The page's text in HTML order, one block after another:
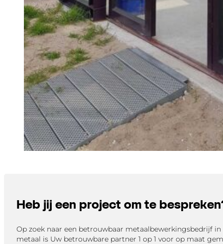
Heb jij een project om te
Op zoek naar een betrouwbaar metaalbewerkingsbedrijf
metaal is Uw betrouwbare partner 1 op 1 voor op maat